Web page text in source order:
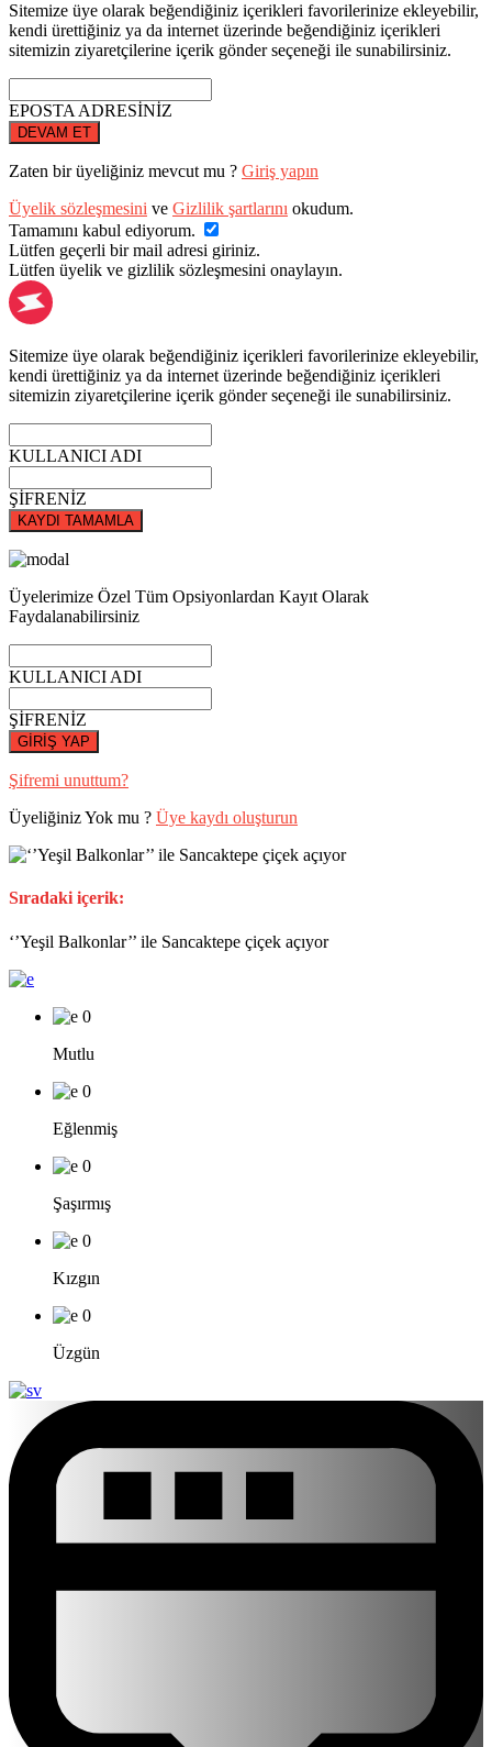
Sitemize üye olarak beğendiğiniz içerikleri favorilerinize ekleyebilir,
kendi ürettiğiniz ya da internet üzerinde beğendiğiniz içerikleri
sitemizin ziyaretçilerine içerik gönder seçeneği ile sunabilirsiniz.
EPOSTA ADRESİNİZ
DEVAM ET
Zaten bir üyeliğiniz mevcut mu ? Giriş yapın
Üyelik sözleşmesini ve Gizlilik şartlarını okudum.
Tamamını kabul ediyorum.
Lütfen geçerli bir mail adresi giriniz.
Lütfen üyelik ve gizlilik sözleşmesini onaylayın.
Sitemize üye olarak beğendiğiniz içerikleri favorilerinize ekleyebilir,
kendi ürettiğiniz ya da internet üzerinde beğendiğiniz içerikleri
sitemizin ziyaretçilerine içerik gönder seçeneği ile sunabilirsiniz.
KULLANICI ADI
ŞİFRENİZ
KAYDI TAMAMLA
Üyelerimize Özel Tüm Opsiyonlardan Kayıt Olarak
Faydalanabilirsiniz
KULLANICI ADI
ŞİFRENİZ
GİRİŞ YAP
Şifremi unuttum?
Üyeliğiniz Yok mu ? Üye kaydı oluşturun
Sıradaki içerik:
‘’Yeşil Balkonlar’’ ile Sancaktepe çiçek açıyor
0
Mutlu
0
Eğlenmiş
0
Şaşırmış
0
Kızgın
0
Üzgün